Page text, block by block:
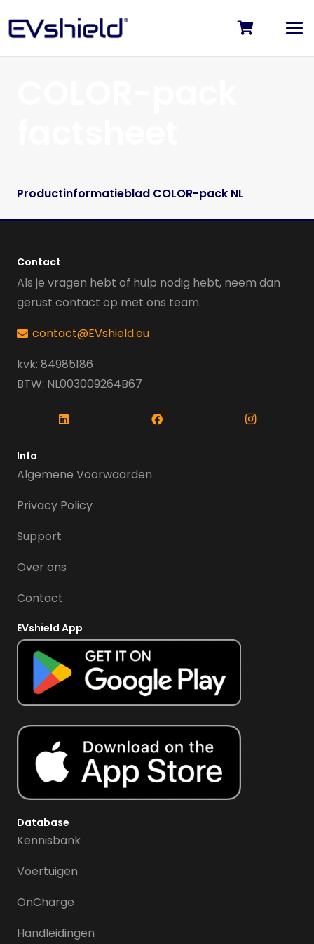
Productinformatieblad COLOR-pack NL
Contact
Als je vragen hebt of hulp nodig hebt, neem dan
gerust contact op met ons team.
contact@EVshield.eu
kvk: 84985186
BTW: NL003009264B67
Info
Algemene Voorwaarden
Privacy Policy
Support
Over ons
Contact
EVshield App
Database
Kennisbank
Voertuigen
OnCharge
Handleidingen